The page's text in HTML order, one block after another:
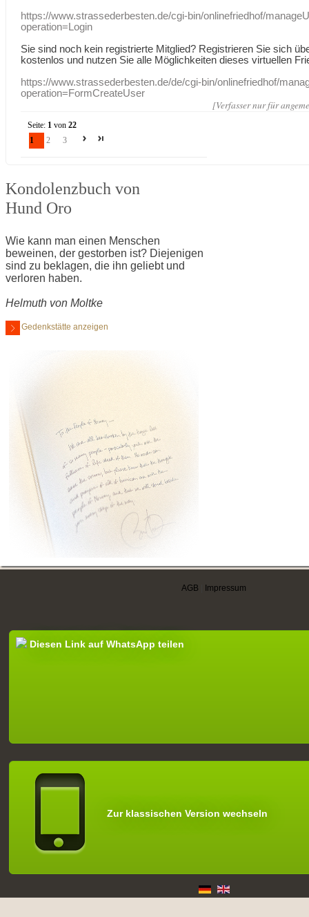
https://www.strassederbesten.de/cgi-bin/onlinefriedhof/
operation=Login
Sie sind noch kein registrierte Mitglied? Registrieren Sie sich
kostenlos und nutzen Sie alle Möglichkeiten dieses virtuellen
https://www.strassederbesten.de/de/cgi-bin/onlinefriedhof/
operation=FormCreateUser
[Verfasser nur für
Seite: 1 von22
1
2 3
Kondolenzbuch von
Hund Oro
Wie kann man einen Menschen
beweinen, der gestorben ist? Diejenigen
sind zu beklagen, die ihn geliebt und
verloren haben.
Helmuth von Moltke
Gedenkstätte anzeigen
AGB Impressum
Diesen Link auf WhatsApp teilen
Zur klassischen Version wechseln